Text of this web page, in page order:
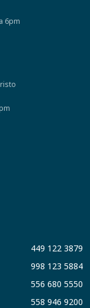
6pm
449 122 3879
998 123 5884
556 680 5550
558 946 9200